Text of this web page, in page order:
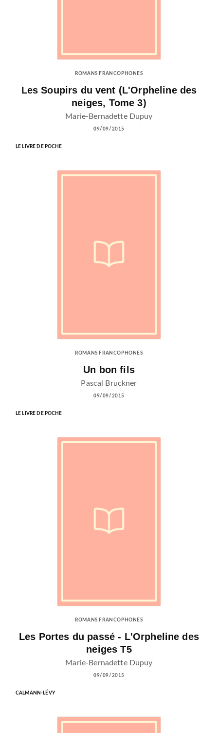
ROMANS FRANCOPHONES
Les Soupirs du vent (L'Orpheline des
neiges, Tome 3)
Marie-Bernadette Dupuy
09/09/2015
LE LIVRE DE POCHE
ROMANS FRANCOPHONES
Un bon fils
Pascal Bruckner
09/09/2015
LE LIVRE DE POCHE
ROMANS FRANCOPHONES
Les Portes du passé - L'Orpheline des
neiges T5
Marie-Bernadette Dupuy
09/09/2015
CALMANN-LÉVY